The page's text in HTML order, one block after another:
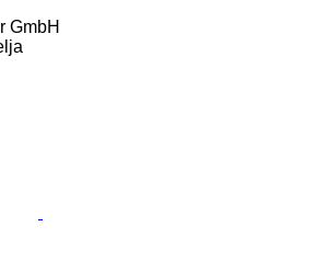
GmbH